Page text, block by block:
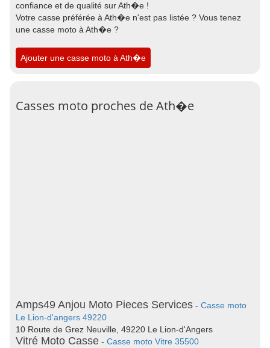
confiance et de qualité sur Ath�e !
Votre casse préférée à Ath�e n'est pas listée ? Vous tenez
une casse moto à Ath�e ?
Ajouter une casse moto à Ath�e
Casses moto proches de Ath�e
Amps49 Anjou Moto Pieces Services - Casse moto
Le Lion-d'angers 49220
10 Route de Grez Neuville, 49220 Le Lion-d'Angers
Vitré Moto Casse - Casse moto Vitre 35500